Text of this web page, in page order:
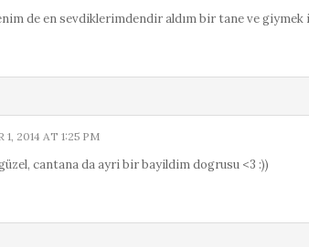
de en sevdiklerimdendir aldım bir tane ve giymek
2014 AT 1:25 PM
cantana da ayri bir bayildim dogrusu <3 :))